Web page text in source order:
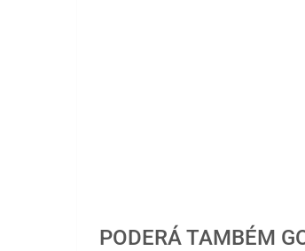
PODERÁ TAMBÉM